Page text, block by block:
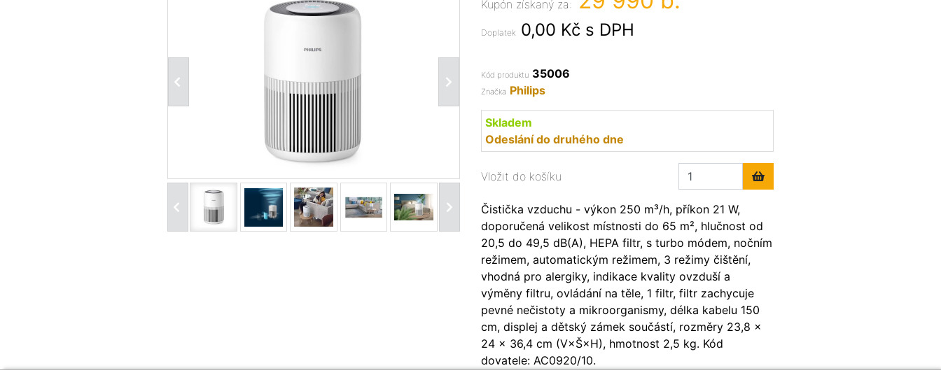
Kupón získaný za:
Doplatek 0,00 Kč s DPH
Kód produktu 35006
Značka Philips
Skladem
Odeslání do druhého dne
Vložit do košíku
Čistička vzduchu - výkon 250 m³/h, příkon 21 W,
doporučená velikost místnosti do 65 m², hlučnost od
20,5 do 49,5 dB(A), HEPA filtr, s turbo módem, nočním
režimem, automatickým režimem, 3 režimy čištění,
vhodná pro alergiky, indikace kvality ovzduší a
výměny filtru, ovládání na těle, 1 filtr, filtr zachycuje
pevné nečistoty a mikroorganismy, délka kabelu 150
cm, displej a dětský zámek součástí, rozměry 23,8 ×
24 × 36,4 cm (V×Š×H), hmotnost 2,5 kg. Kód
dovatele: AC0920/10.